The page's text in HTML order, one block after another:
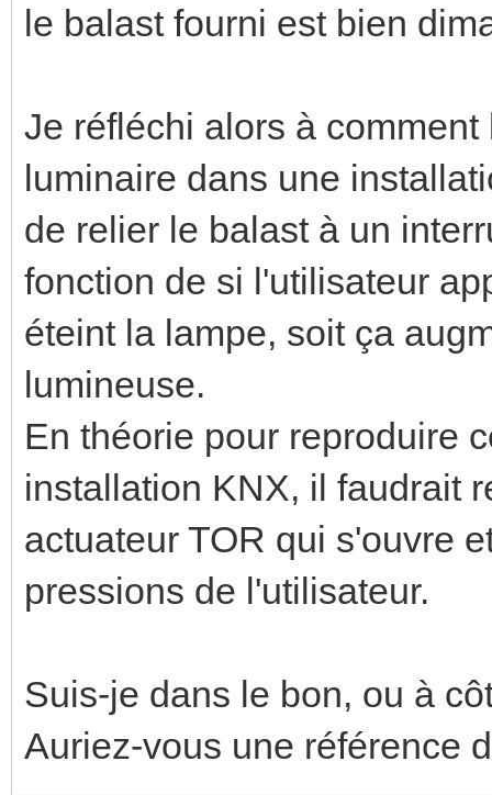
le balast fourni est bien
Je réfléchi alors à
luminaire dans une
de relier le balast à un
fonction de si l'utilisateur
éteint la lampe, soit ça
lumineuse.
En théorie pour reproduire
installation KNX, il faudrait
actuateur TOR qui s'ouvre
pressions de l'utilisateur.
Suis-je dans le bon, ou à
Auriez-vous une référence